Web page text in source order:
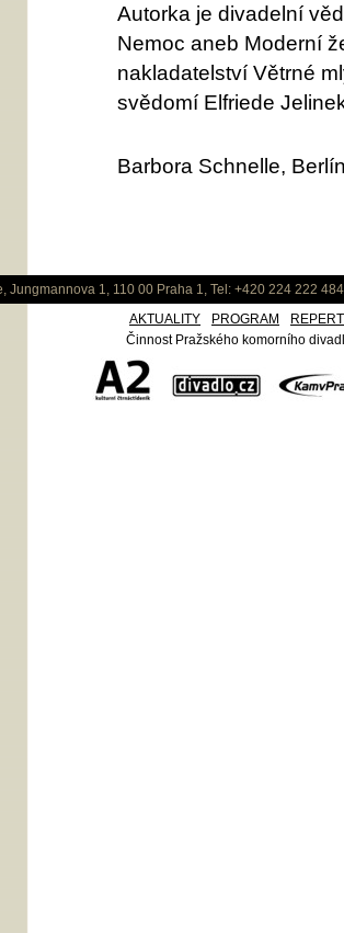
Autorka je divadelní
Nemoc aneb Moderní
nakladatelství Větrné
svědomí Elfriede
Barbora Schnelle,
Jungmannova 1, 110 00 Praha 1, Tel: +420 224 222
AKTUALITY
PROGRAM
Činnost Pražského komorního